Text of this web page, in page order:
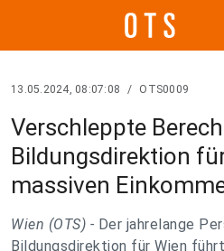
13.05.2024, 08:07:08 / OTS0009
Verschleppte
Bildungsdirektion
massiven
Wien (OTS) - Der jahrelange
Bildungsdirektion für Wien führt